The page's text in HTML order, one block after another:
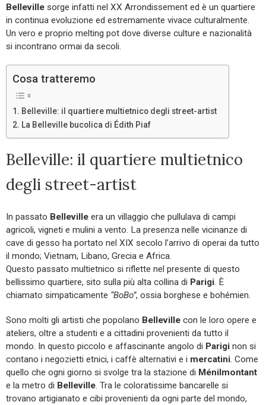
Belleville sorge infatti nel XX Arrondissement ed è un quartiere
in continua evoluzione ed estremamente vivace culturalmente.
Un vero e proprio melting pot dove diverse culture e nazionalità
si incontrano ormai da secoli.
Cosa tratteremo
Belleville: il quartiere multietnico degli street-artist
La Belleville bucolica di Édith Piaf
Belleville: il quartiere multietnico
degli street-artist
In passato Belleville era un villaggio che pullulava di campi
agricoli, vigneti e mulini a vento. La presenza nelle vicinanze di
cave di gesso ha portato nel XIX secolo l’arrivo di operai da tutto
il mondo; Vietnam, Libano, Grecia e Africa.
Questo passato multietnico si riflette nel presente di questo
bellissimo quartiere, sito sulla più alta collina di Parigi. È
chiamato simpaticamente “BoBo”, ossia borghese e bohémien.
Sono molti gli artisti che popolano Belleville con le loro opere e
ateliers, oltre a studenti e a cittadini provenienti da tutto il
mondo. In questo piccolo e affascinante angolo di Parigi non si
contano i negozietti etnici, i caffè alternativi e i mercatini. Come
quello che ogni giorno si svolge tra la stazione di Ménilmontant
e la metro di Belleville. Tra le coloratissime bancarelle si
trovano artigianato e cibi provenienti da ogni parte del mondo,